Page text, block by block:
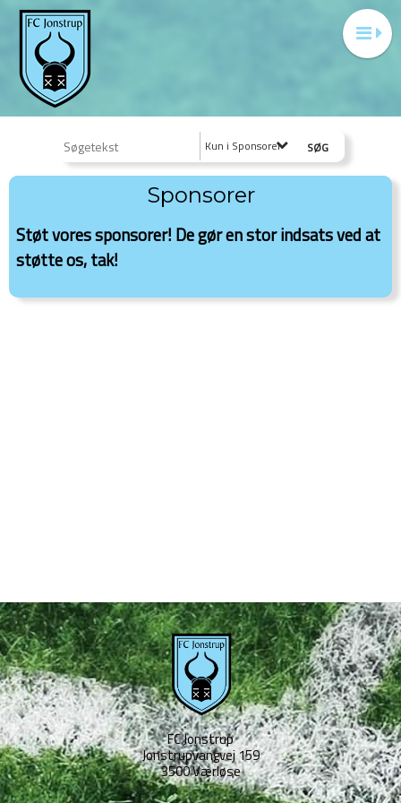
Kun i Sponsorer
Sponsorer
Støt vores sponsorer! De gør en stor indsats ved at
støtte os, tak!
FC Jonstrup
Jonstrupvangvej 159
3500 Værløse